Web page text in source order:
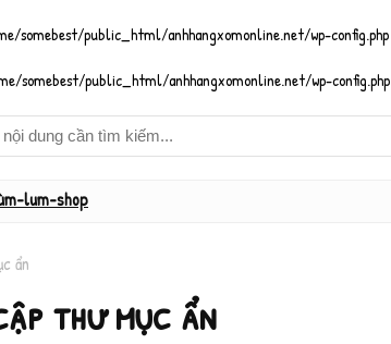
somebest/public_html/anhhangxomonline.net/wp-config.php
somebest/public_html/anhhangxomonline.net/wp-config.php
lum-shop
ẩn
thư mục ẩn